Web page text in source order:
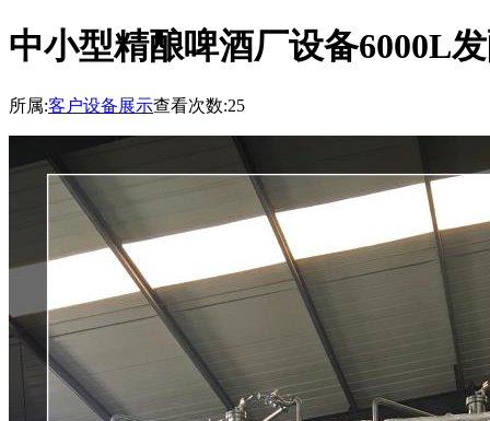
中小型精酿啤酒厂设备6000L
所属:客户设备展示查看次数:25